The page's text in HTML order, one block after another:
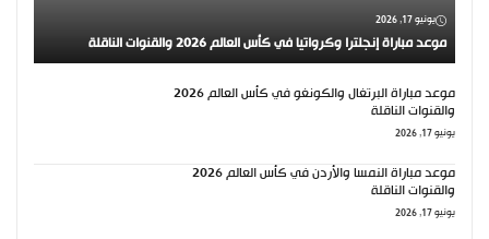
يونيو 17, 2026
موعد مباراة إنجلترا وكرواتيا في كأس العالم 2026 والقنوات الناقلة
موعد مباراة البرتغال والكونغو في كأس العالم 2026
والقنوات الناقلة
يونيو 17, 2026
موعد مباراة النمسا والأردن في كأس العالم 2026
والقنوات الناقلة
يونيو 17, 2026